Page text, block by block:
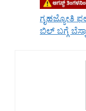
ಗೃಹಜ್ಯೋತಿ
ಬಿಲ್ ಬಗ್ಗೆ